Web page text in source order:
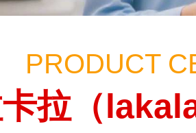
PRODUCT
拉（